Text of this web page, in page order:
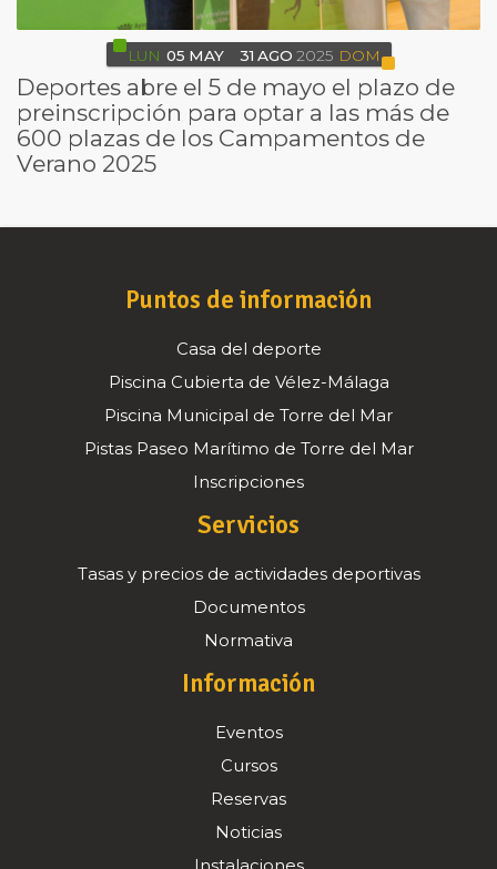
LUN 05 MAY 31 AGO 2025 DOM
Deportes abre el 5 de mayo el plazo de
preinscripción para optar a las más de
600 plazas de los Campamentos de
Verano 2025
Puntos de información
Casa del deporte
Piscina Cubierta de Vélez-Málaga
Piscina Municipal de Torre del Mar
Pistas Paseo Marítimo de Torre del Mar
Inscripciones
Servicios
Tasas y precios de actividades deportivas
Documentos
Normativa
Información
Eventos
Cursos
Reservas
Noticias